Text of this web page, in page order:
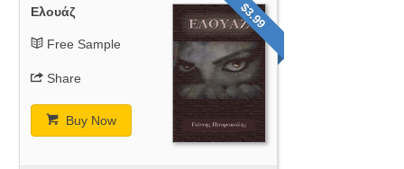
$3.99
Ελουάζ
Free Sample
Share
Buy Now